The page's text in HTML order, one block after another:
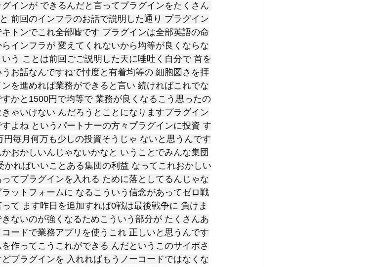
インが できるんだと言ってプラグインをたくさん
前回のインフラのお話で説明した通り プラグイン
トンでこれ全部嘘です プラグインは全部英語の命
インフラが 変えてくれないから均等が良くならな
う ことは前回ごご説明した天に唾吐く自分で 首を
お話なんですねで忖度と有着均等の 細胞図さを拝
を進めれば業務ができると言い 続ければこれでな
かと1500円で均等で 業務が良くなるこう思ったの
ゃいけない んだろうとことになりますプラグイン
よね というパートナーの方々プラグインに投資 す
毎月何万も少しの投資そうじゃ ないと思うんです
おかしいんじゃないかなと いうことでみんな集団
ればいいことある集団の利益 なってこれおかしい
てプラグインを入れる ために落としてるんじゃな
ットフォームに なるこういう信念があってゼロ戦
て ます昨日を追加すれば0戦は最後戦争に 負けま
ないのが強くなるためこういう部分が たくさんあ
ードで業務アプリを使うこれ 正しいと思うんです
作ってこうこれができる んだというこのサイボさ
プラグインを 入れればもうノーコードではなくな